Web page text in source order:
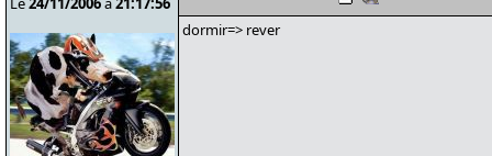
dormir=> rever